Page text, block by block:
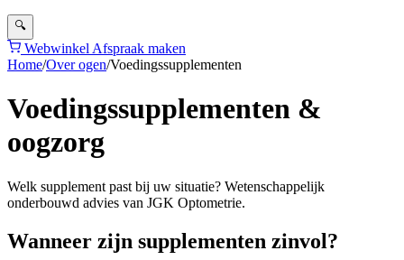
🔍
Webwinkel Afspraak maken
Home/Over ogen/Voedingssupplementen
Voedingssupplementen &
oogzorg
Welk supplement past bij uw situatie? Wetenschappelijk
onderbouwd advies van JGK Optometrie.
Wanneer zijn supplementen zinvol?